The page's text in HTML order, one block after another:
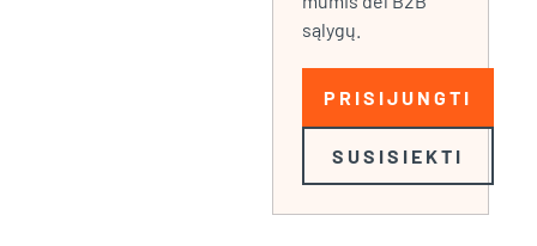
sąlygų.
PRISIJUNGTI
SUSISIEKTI